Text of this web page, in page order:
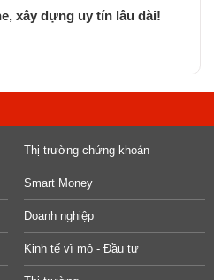
xây dựng uy tín lâu dài!
Thị trường chứng khoán
Smart Money
Doanh nghiệp
Kinh tế vĩ mô - Đầu tư